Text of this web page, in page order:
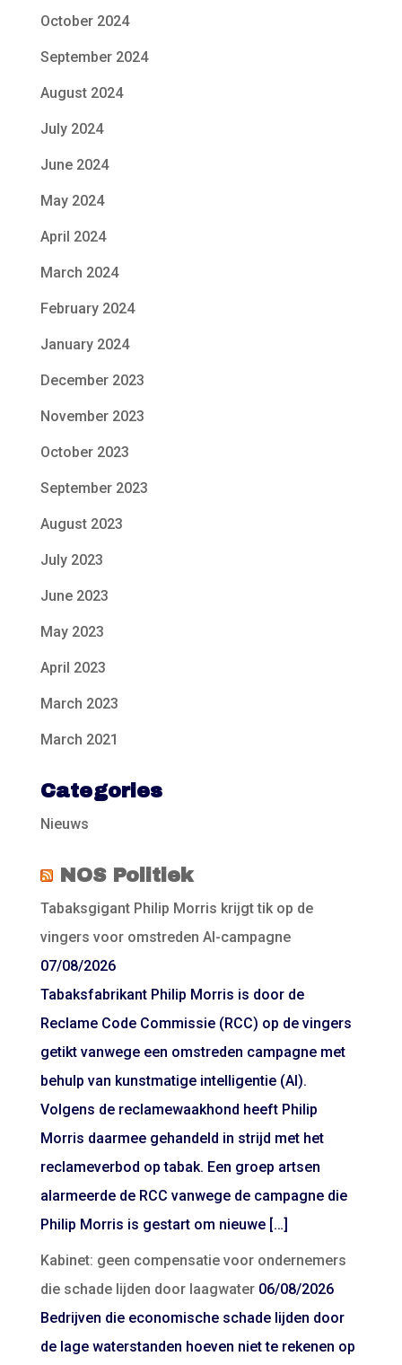
October 2024
September 2024
August 2024
July 2024
June 2024
May 2024
April 2024
March 2024
February 2024
January 2024
December 2023
November 2023
October 2023
September 2023
August 2023
July 2023
June 2023
May 2023
April 2023
March 2023
March 2021
Categories
Nieuws
NOS Politiek
Tabaksgigant Philip Morris krijgt tik op de
vingers voor omstreden AI-campagne
07/08/2026
Tabaksfabrikant Philip Morris is door de
Reclame Code Commissie (RCC) op de vingers
getikt vanwege een omstreden campagne met
behulp van kunstmatige intelligentie (AI).
Volgens de reclamewaakhond heeft Philip
Morris daarmee gehandeld in strijd met het
reclameverbod op tabak. Een groep artsen
alarmeerde de RCC vanwege de campagne die
Philip Morris is gestart om nieuwe […]
Kabinet: geen compensatie voor ondernemers
die schade lijden door laagwater 06/08/2026
Bedrijven die economische schade lijden door
de lage waterstanden hoeven niet te rekenen op